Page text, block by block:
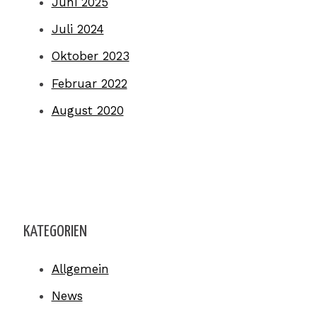
Juli 2024
Oktober 2023
Februar 2022
August 2020
KATEGORIEN
Allgemein
News